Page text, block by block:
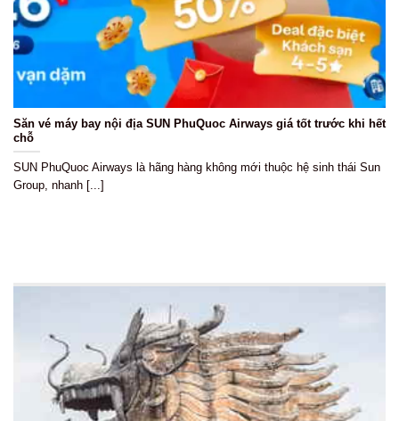
Săn vé máy bay nội địa SUN PhuQuoc Airways giá tốt trước khi hết
chỗ
SUN PhuQuoc Airways là hãng hàng không mới thuộc hệ sinh thái Sun
Group, nhanh [...]